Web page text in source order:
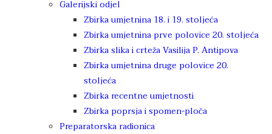
Galerijski odjel
Zbirka umjetnina 18. i 19. stoljeća
Zbirka umjetnina prve polovice 20. stoljeća
Zbirka slika i crteža Vasilija P. Antipova
Zbirka umjetnina druge polovice 20.
stoljeća
Zbirka recentne umjetnosti
Zbirka poprsja i spomen-ploča
Preparatorska radionica